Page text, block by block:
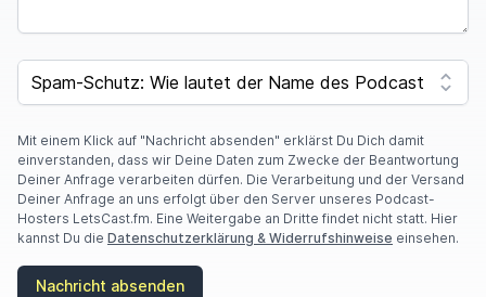
SPAM CAPTCHA
Mit einem Klick auf "Nachricht absenden" erklärst Du Dich damit
einverstanden, dass wir Deine Daten zum Zwecke der Beantwortung
Deiner Anfrage verarbeiten dürfen. Die Verarbeitung und der Versand
Deiner Anfrage an uns erfolgt über den Server unseres Podcast-
Hosters LetsCast.fm. Eine Weitergabe an Dritte findet nicht statt. Hier
kannst Du die Datenschutzerklärung & Widerrufshinweise einsehen.
Nachricht absenden